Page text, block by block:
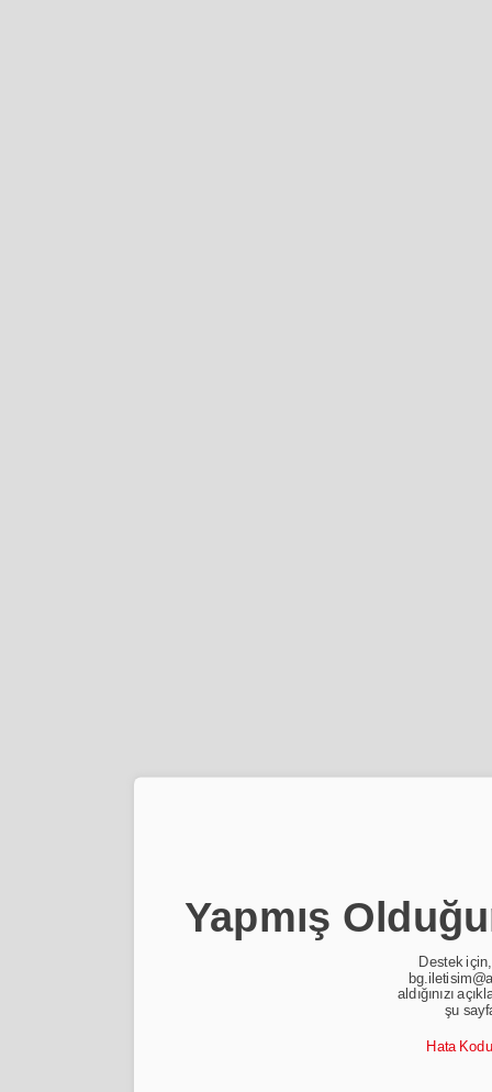
Yapmış
Destek
aldığınızı
şu
Hata